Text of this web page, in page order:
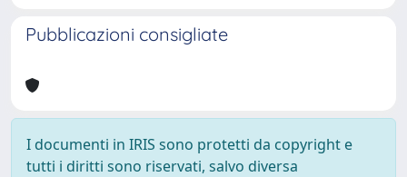
Pubblicazioni consigliate
I documenti in IRIS sono protetti da copyright e
tutti i diritti sono riservati, salvo diversa